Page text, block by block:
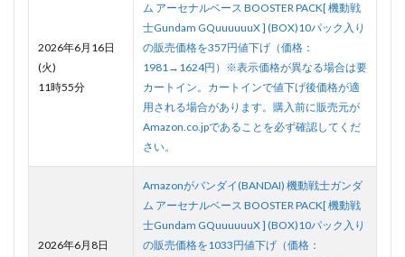
2026年6月16日
(火)
11時55分
ム アーセナルベース BOOSTER PACK[ 機動戦
士Gundam GQuuuuuuX ] (BOX)10パック入り
の販売価格を357円値下げ（価格：
1981→1624円）※表示価格が異なる場合は要
カートイン。カートインで値下げ後価格が適
用される場合があります。購入前に販売元が
Amazon.co.jpであることを必ず確認してくだ
さい。
2026年6月8日
Amazonがバンダイ(BANDAI) 機動戦士ガンダ
ム アーセナルベース BOOSTER PACK[ 機動戦
士Gundam GQuuuuuuX ] (BOX)10パック入り
の販売価格を1033円値下げ（価格：